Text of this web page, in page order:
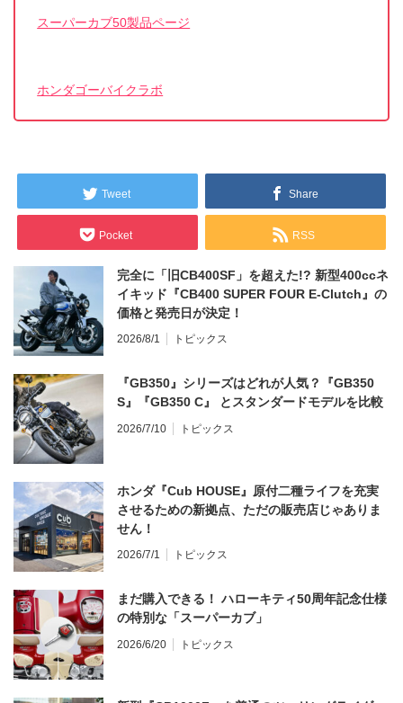
スーパーカブ50製品ページ
ホンダゴーバイクラボ
Tweet Share
Pocket RSS
完全に「旧CB400SF」を超えた!? 新型400ccネ
イキッド『CB400 SUPER FOUR E-Clutch』の
価格と発売日が決定！
2026/8/1 トピックス
『GB350』シリーズはどれが人気？『GB350
S』『GB350 C』 とスタンダードモデルを比較
2026/7/10 トピックス
ホンダ『Cub HOUSE』原付二種ライフを充実
させるための新拠点、ただの販売店じゃありま
せん！
2026/7/1 トピックス
まだ購入できる！ ハローキティ50周年記念仕様
の特別な「スーパーカブ」
2026/6/20 トピックス